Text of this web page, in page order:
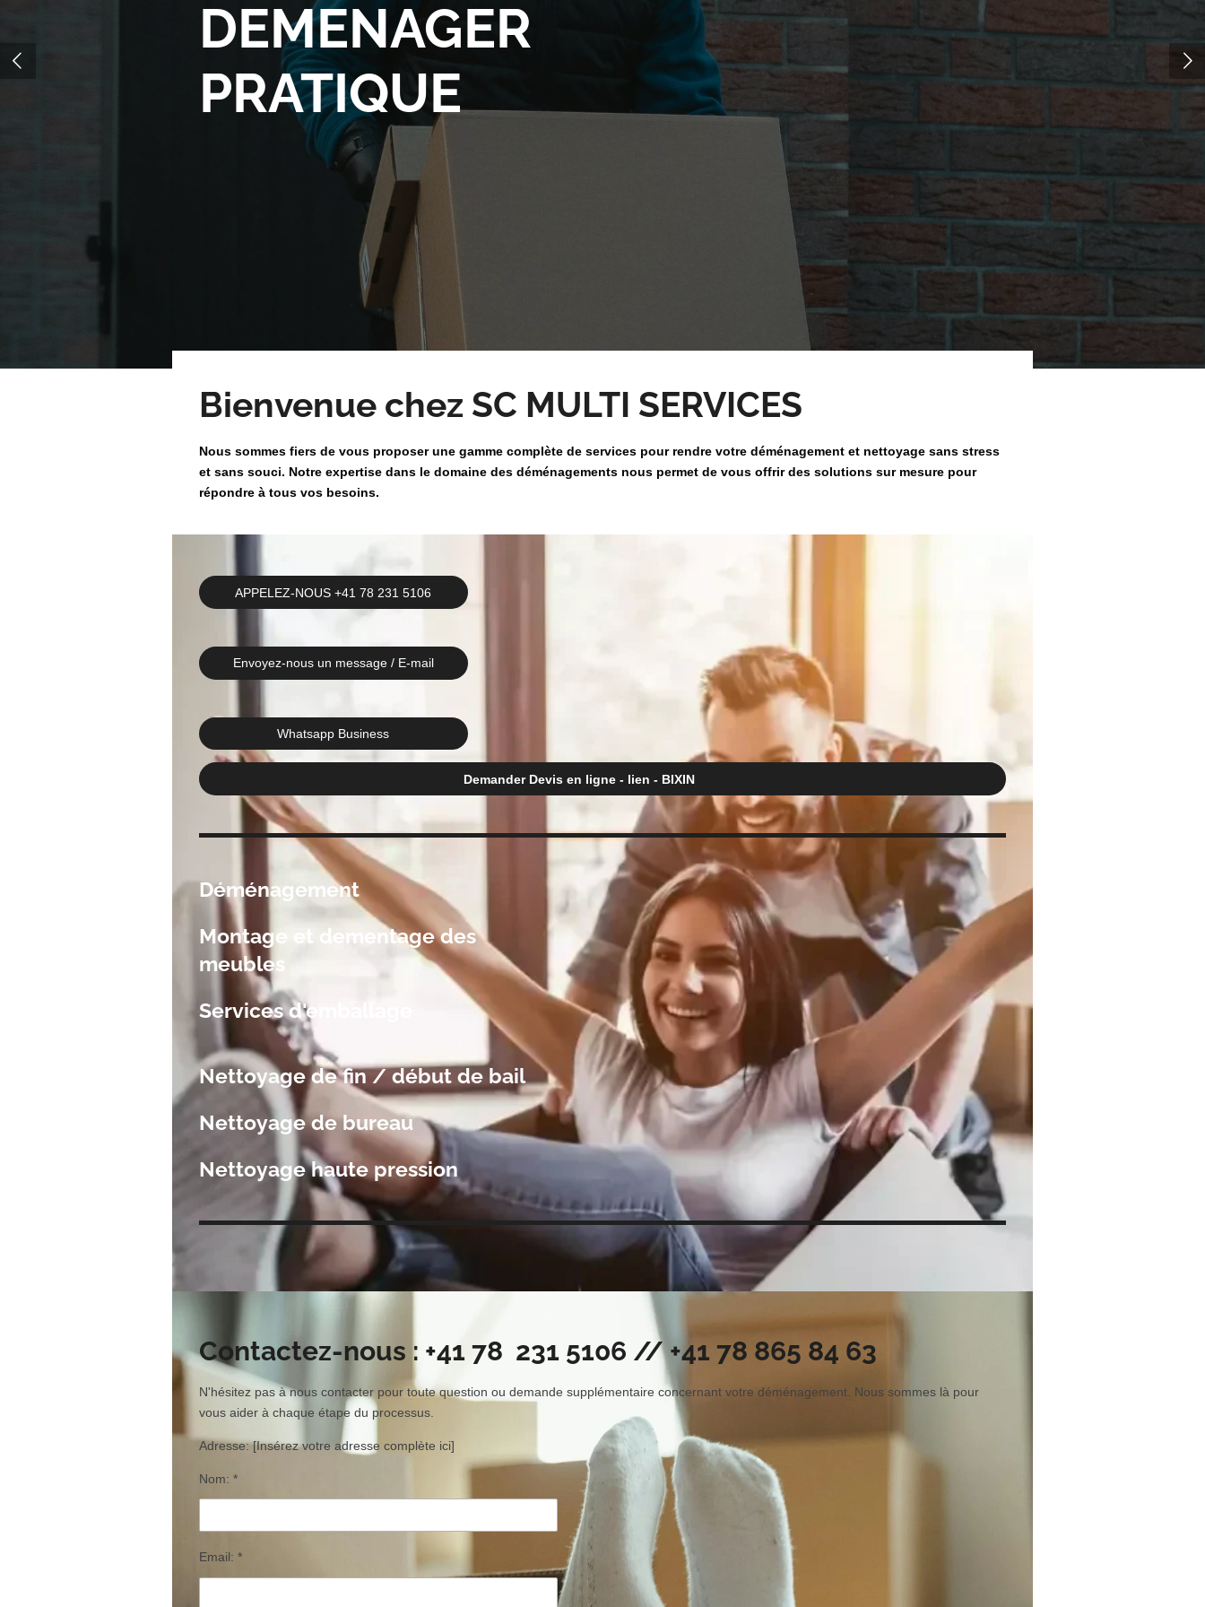
DEMENAGER
PRATIQUE
Bienvenue chez SC MULTI SERVICES
Nous sommes fiers de vous proposer une gamme complète de services pour rendre votre déménagement et nettoyage sans stress
et sans souci. Notre expertise dans le domaine des déménagements nous permet de vous offrir des solutions sur mesure pour
répondre à tous vos besoins.
APPELEZ-NOUS +41 78 231 5106
Envoyez-nous un message / E-mail
Whatsapp Business
Demander Devis en ligne - lien - BIXIN
Déménagement
Montage et dementage des
meubles
Services d'emballage
Nettoyage de fin / début de bail
Nettoyage de bureau
Nettoyage haute pression
Contactez-nous : +41 78 231 5106 // +41 78 865 84 63
N'hésitez pas à nous contacter pour toute question ou demande supplémentaire concernant votre déménagement. Nous sommes là pour
vous aider à chaque étape du processus.
Adresse: [Insérez votre adresse complète ici]
Nom: *
Email: *